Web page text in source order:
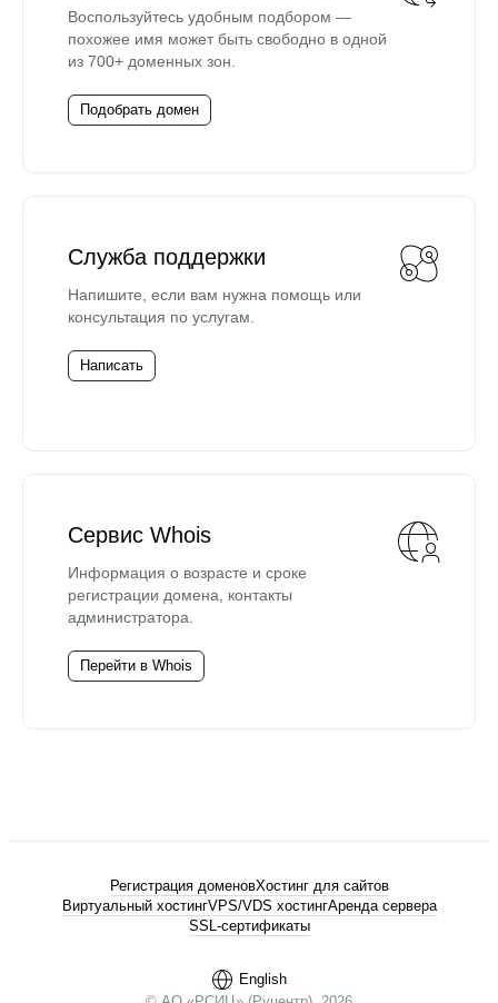
Воспользуйтесь удобным подбором —
похожее имя может быть свободно в одной
из 700+ доменных зон.
Подобрать домен
Служба поддержки
Напишите, если вам нужна помощь или
консультация по услугам.
Написать
Сервис Whois
Информация о возрасте и сроке
регистрации домена, контакты
администратора.
Перейти в Whois
English
Регистрация доменовХостинг для сайтов
Виртуальный хостингVPS/VDS хостингАренда сервера
SSL-сертификаты